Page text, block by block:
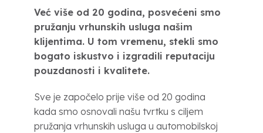
Već više od 20 godina, posvećeni smo
pružanju vrhunskih usluga našim
klijentima. U tom vremenu, stekli smo
bogato iskustvo i izgradili reputaciju
pouzdanosti i kvalitete.
Sve je započelo prije više od 20 godina
kada smo osnovali našu tvrtku s ciljem
pružanja vrhunskih usluga u automobilskoj